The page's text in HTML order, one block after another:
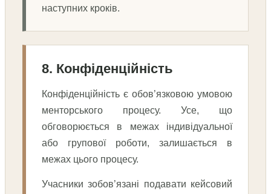
наступних кроків.
8. Конфіденційність
Конфіденційність є обов’язковою умовою
менторського процесу. Усе, що
обговорюється в межах індивідуальної
або групової роботи, залишається в
межах цього процесу.
Учасники зобов’язані подавати кейсовий